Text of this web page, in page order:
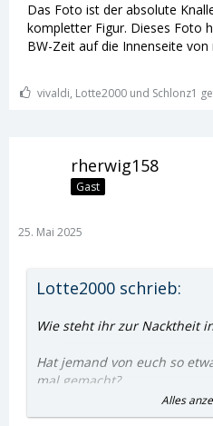
Wie fühlt ihr dabei?
Was würdet ihr tun, wenn
Das Foto ist der absolute
kompletter Figur. Dieses Foto
BW-Zeit auf die Innenseite von
vivaldi, Lotte2000 und Schlonz1
rherwig158
Gast
25. Mai 2025
Lotte2000 schrieb:
Wie steht ihr zur Nacktheit
Hat jemand von euch so
mal gemacht?
Würdet ihr so etwas gerne
Alles